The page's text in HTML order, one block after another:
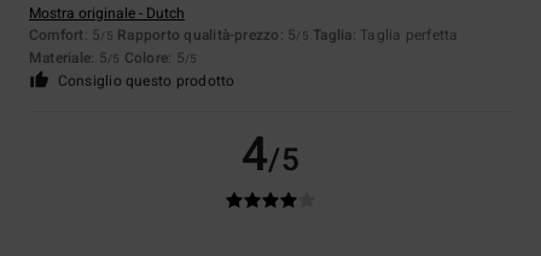
Mostra originale - Dutch
Comfort: 5/5 Rapporto qualità-prezzo: 5/5 Taglia: Taglia perfetta
Materiale: 5/5 Colore: 5/5
Consiglio questo prodotto
4/5